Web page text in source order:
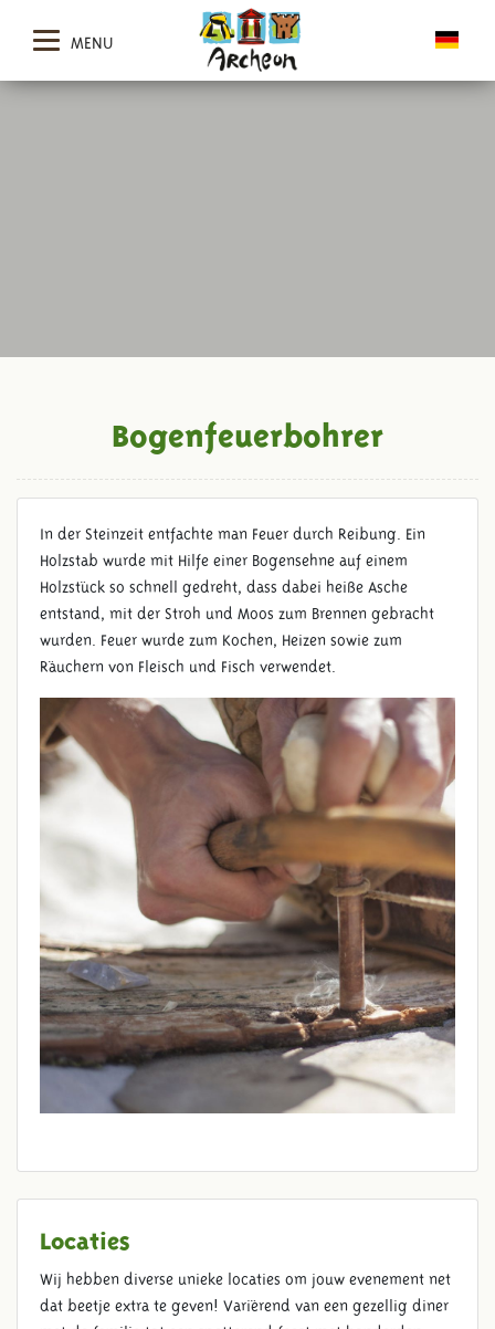
MENU
Bogenfeuerbohrer
In der Steinzeit entfachte man Feuer durch Reibung. Ein
Holzstab wurde mit Hilfe einer Bogensehne auf einem
Holzstück so schnell gedreht, dass dabei heiße Asche
entstand, mit der Stroh und Moos zum Brennen gebracht
wurden. Feuer wurde zum Kochen, Heizen sowie zum
Räuchern von Fleisch und Fisch verwendet.
Locaties
Wij hebben diverse unieke locaties om jouw evenement net
dat beetje extra te geven! Variërend van een gezellig diner